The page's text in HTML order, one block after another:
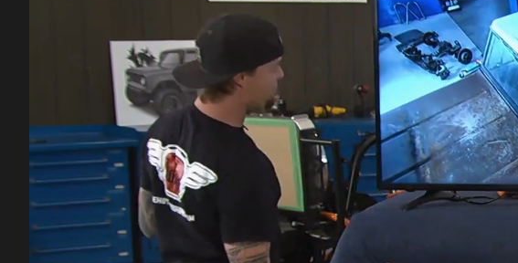
يواصل الفريق مشروع ترميم سيارة إنترناشيونال سكاوت بإعادة بناء محرك LS بالكامل. تبدأ المهمة بتفكيك
المتآكلة وتجديده وفق أعلى المعايير، قبل طلائه
داخل الهيكل، لتستعيد السيارة قوتها استعدادا